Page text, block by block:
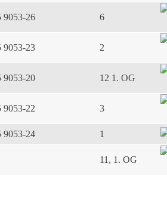
9053-26 6
9053-23 2
9053-20 12 1. OG
9053-22 3
9053-24 1
11, 1. OG